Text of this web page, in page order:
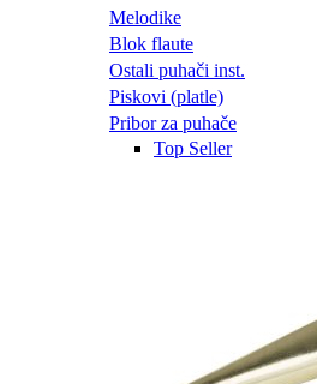
Melodike
Blok flaute
Ostali puhači inst.
Piskovi (platle)
Pribor za puhače
Top Seller